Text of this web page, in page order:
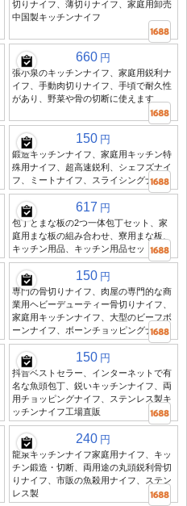
切りナイフ、薄切りナイフ、家庭用卸売
中国製キッチンナイフ
660 円
張小泉のキッチンナイフ、家庭用鋭利ナ
イフ、手動肉切りナイフ、手頃で耐久性
があり、野菜や骨の切断に使えます
150 円
鍛造キッチンナイフ、家庭用キッチン特
殊用ナイフ、超高速鋭利、シェフズナイ
フ、ミートナイフ、スライシングナイフ
617 円
包丁とまな板の2つ一体包丁セット、家
庭用まな板の組み合わせ、寮用まな板、
キッチン用品、キッチン用品セット
150 円
専門の骨切りナイフ、肉屋の専門的な商
業用ヘビーデューティー骨切りナイフ、
家庭用キッチンナイフ、大型のビーフボ
ーンナイフ、ボーンチョッピングナイフ
150 円
抖音ベストセラー、インターネットで有
名な魚頭包丁、鋭いキッチンナイフ、両
用チョッピングナイフ、ステンレス製キ
ッチンナイフ工場直販
240 円
龍泉キッチンナイフ家庭用ナイフ、キッ
チン鍛造・切断、両用途の丸頭鋭利骨切
りナイフ、市販の魚殺用ナイフ、ステン
レス製